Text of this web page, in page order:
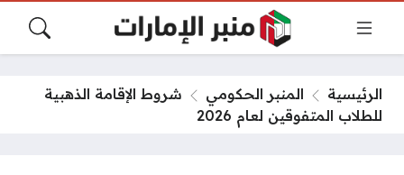
الرئيسية المنبر الحكومي
شروط الإقامة الذهبية
للطلاب المتفوقين لعام 2026